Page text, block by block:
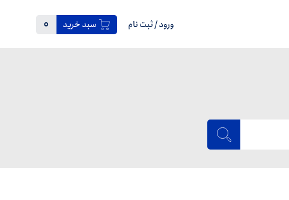
سبد خرید 0 ورود/ثبت نام